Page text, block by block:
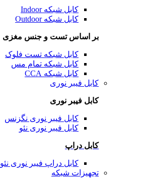
کابل شبکه Indoor
کابل شبکه Outdoor
بر اساس تست و جنس مغزی
کابل شبکه تست فلوک
کابل شبکه تمام مس
کابل شبکه CCA
کابل فیبر نوری
کابل فیبر نوری
کابل فیبر نوری نگزنس
کابل فیبر نوری نئو
کابل دراپ
کابل دراپ فیبر نوری نئو
تجهیزات شبکه